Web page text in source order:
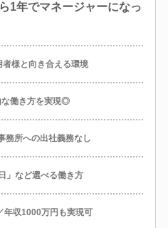
1年でマネージャーになっ
者様と向き合える環境
な働き方を実現◎
務所への出社義務なし
」など選べる働き方
年収1000万円も実現可